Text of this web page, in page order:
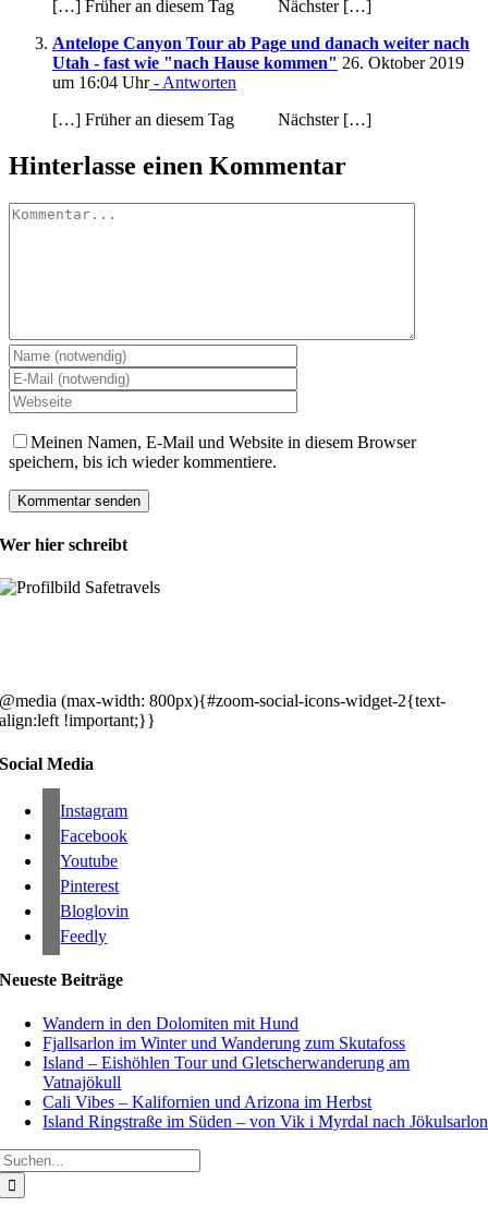
[…] Früher an diesem Tag Nächster […]
Antelope Canyon Tour ab Page und danach weiter nach
Utah - fast wie "nach Hause kommen" 26. Oktober 2019
um 16:04 Uhr- Antworten
[…] Früher an diesem Tag Nächster […]
Hinterlasse einen Kommentar
Kommentar
Meinen Namen, E-Mail und Website in diesem Browser
speichern, bis ich wieder kommentiere.
Wer hier schreibt
@media (max-width: 800px){#zoom-social-icons-widget-2{text-
align:left !important;}}
Social Media
Instagram
Facebook
Youtube
Pinterest
Bloglovin
Feedly
Neueste Beiträge
Wandern in den Dolomiten mit Hund
Fjallsarlon im Winter und Wanderung zum Skutafoss
Island – Eishöhlen Tour und Gletscherwanderung am
Vatnajökull
Cali Vibes – Kalifornien und Arizona im Herbst
Island Ringstraße im Süden – von Vik i Myrdal nach Jökulsarlon